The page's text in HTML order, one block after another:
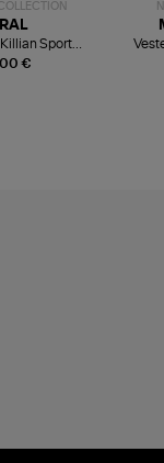
€
Sport